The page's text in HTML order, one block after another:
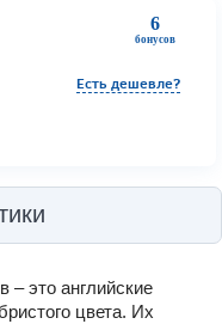
6
бонусов
Есть дешевле?
это английские
цвета. Их